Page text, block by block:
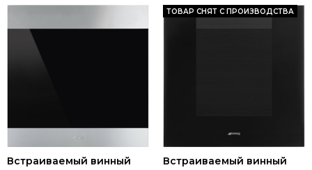
Встраиваемый винный
ТОВАР СНЯТ С ПРОИЗВОДСТВА
Встраиваемый винный